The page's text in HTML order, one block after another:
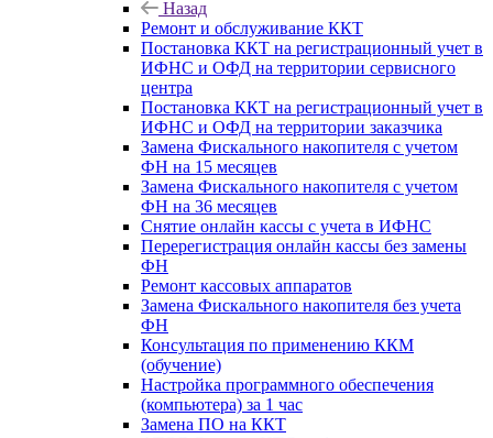
Назад
Ремонт и обслуживание ККТ
Постановка ККТ на регистрационный учет в
ИФНС и ОФД на территории сервисного
центра
Постановка ККТ на регистрационный учет в
ИФНС и ОФД на территории заказчика
Замена Фискального накопителя с учетом
ФН на 15 месяцев
Замена Фискального накопителя с учетом
ФН на 36 месяцев
Снятие онлайн кассы с учета в ИФНС
Перерегистрация онлайн кассы без замены
ФН
Ремонт кассовых аппаратов
Замена Фискального накопителя без учета
ФН
Консультация по применению ККМ
(обучение)
Настройка программного обеспечения
(компьютера) за 1 час
Замена ПО на ККТ